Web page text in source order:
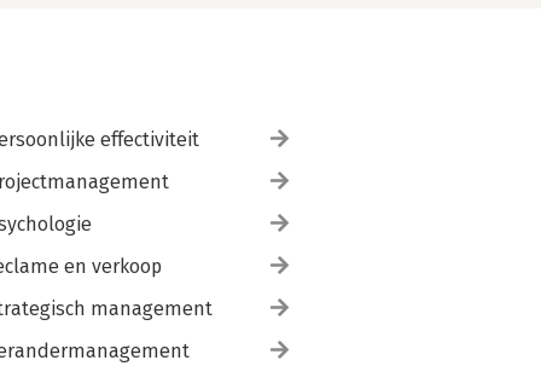
effectiviteit
en verkoop
management